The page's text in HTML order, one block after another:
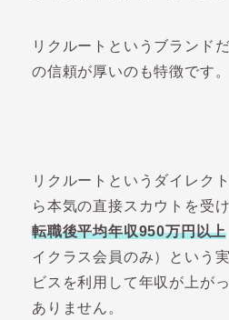
リクルートというブランド
の信頼が厚いのも特徴です。
リクルートというダイレク
ら本気の直接スカウトを受
転職後平均年収950万円以上
イクラス会員のみ）という
ビスを利用して年収が上が
ありません。